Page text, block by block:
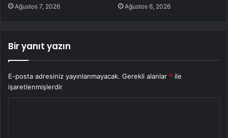
Ağustos 7, 2026 Ağustos 6, 2026
Bir yanıt yazın
E-posta adresiniz yayınlanmayacak. Gerekli alanlar * ile
işaretlenmişlerdir